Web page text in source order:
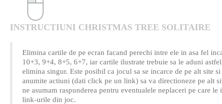
INSTRUCTIUNI CHRISTMAS TREE SOLITAIRE
Elimina cartile de pe ecran facand perechi intre ele in asa fel
10+3, 9+4, 8+5, 6+7, iar cartile ilustrate trebuie sa le aduni
elimina singur. Este posibil ca jocul sa se incarce de pe alt site
anumite actiuni (dati click pe un link) sa va directioneze pe alt
ne asumam raspunderea pentru eventualele neplaceri pe care le
link-urile din joc.